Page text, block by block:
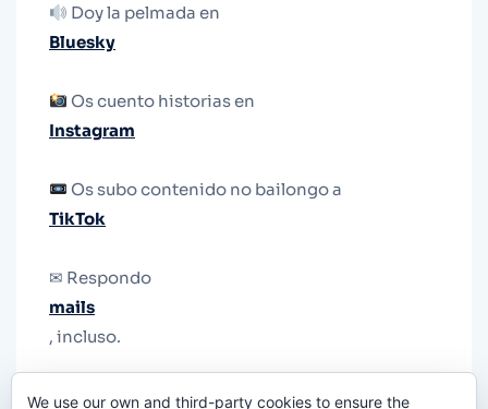
Doy la pelmada en
Bluesky
Os cuento historias en
Instagram
Os subo contenido no bailongo a
TikTok
✉ Respondo
mails
, incluso.
We use our own and third-party cookies to ensure the